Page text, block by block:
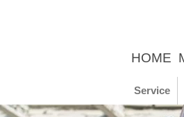
HOME
Service